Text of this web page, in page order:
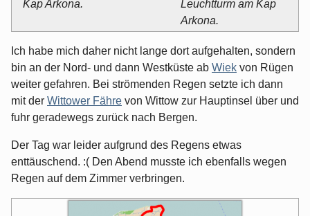
Kap Arkona.
Leuchtturm am Kap
Arkona.
Ich habe mich daher nicht lange dort aufgehalten, sondern
bin an der Nord- und dann Westküste ab Wiek von Rügen
weiter gefahren. Bei strömenden Regen setzte ich dann
mit der Wittower Fähre von Wittow zur Hauptinsel über und
fuhr geradewegs zurück nach Bergen.
Der Tag war leider aufgrund des Regens etwas
enttäuschend. :( Den Abend musste ich ebenfalls wegen
Regen auf dem Zimmer verbringen.